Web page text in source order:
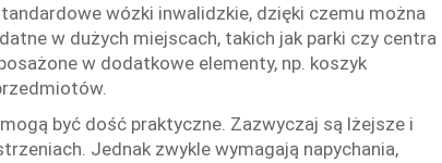
wózki inwalidzkie, dzięki czemu można
w dużych miejscach, takich jak parki czy centra
w dodatkowe elementy, np. koszyk
być dość praktyczne. Zazwyczaj są lżejsze i
Jednak zwykle wymagają napychania,